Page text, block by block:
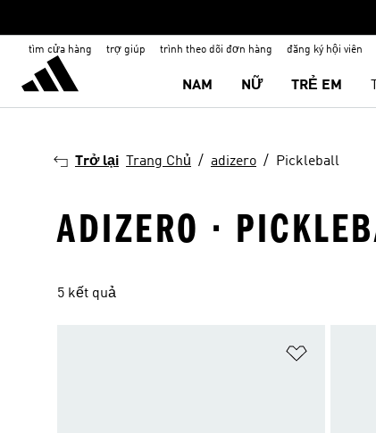
tìm cửa hàng trợ giúp trình theo dõi đơn hàng đăng ký hội viên
NAM NỮ TRẺ EM
Trở lại Trang Chủ adizero Pickleball
ADIZERO ·
5 kết quả